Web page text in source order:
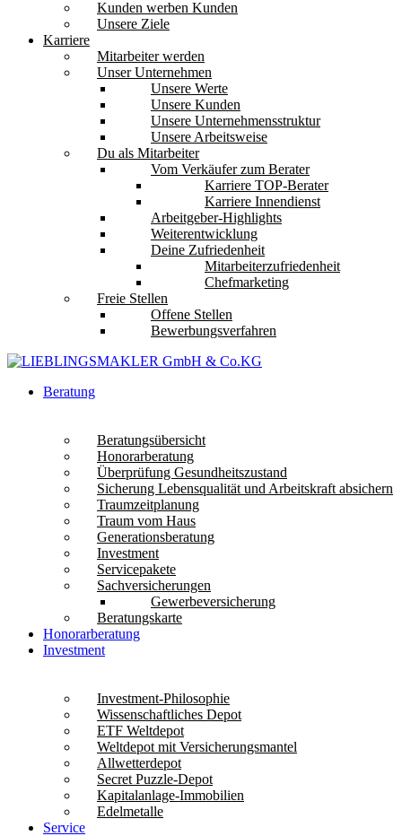
Kunden werben Kunden
Unsere Ziele
Karriere
Mitarbeiter werden
Unser Unternehmen
Unsere Werte
Unsere Kunden
Unsere Unternehmensstruktur
Unsere Arbeitsweise
Du als Mitarbeiter
Vom Verkäufer zum Berater
Karriere TOP-Berater
Karriere Innendienst
Arbeitgeber-Highlights
Weiterentwicklung
Deine Zufriedenheit
Mitarbeiterzufriedenheit
Chefmarketing
Freie Stellen
Offene Stellen
Bewerbungsverfahren
Beratung
Beratungsübersicht
Honorarberatung
Überprüfung Gesundheitszustand
Sicherung Lebensqualität und Arbeitskraft absichern
Traumzeitplanung
Traum vom Haus
Generationsberatung
Investment
Servicepakete
Sachversicherungen
Gewerbeversicherung
Beratungskarte
Honorarberatung
Investment
Investment-Philosophie
Wissenschaftliches Depot
ETF Weltdepot
Weltdepot mit Versicherungsmantel
Allwetterdepot
Secret Puzzle-Depot
Kapitalanlage-Immobilien
Edelmetalle
Service